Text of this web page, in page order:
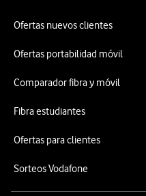
Ofertas nuevos clientes
Ofertas portabilidad móvil
Comparador fibra y móvil
Fibra estudiantes
Ofertas para clientes
Sorteos Vodafone